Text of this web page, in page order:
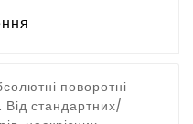
поворотні
стандартних/